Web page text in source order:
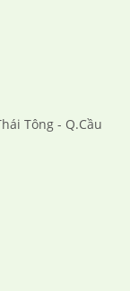
Tông - Q.Cầu